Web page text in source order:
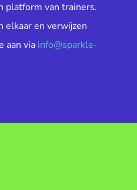
platform van trainers.
elkaar en verwijzen
aan via info@sparkle-